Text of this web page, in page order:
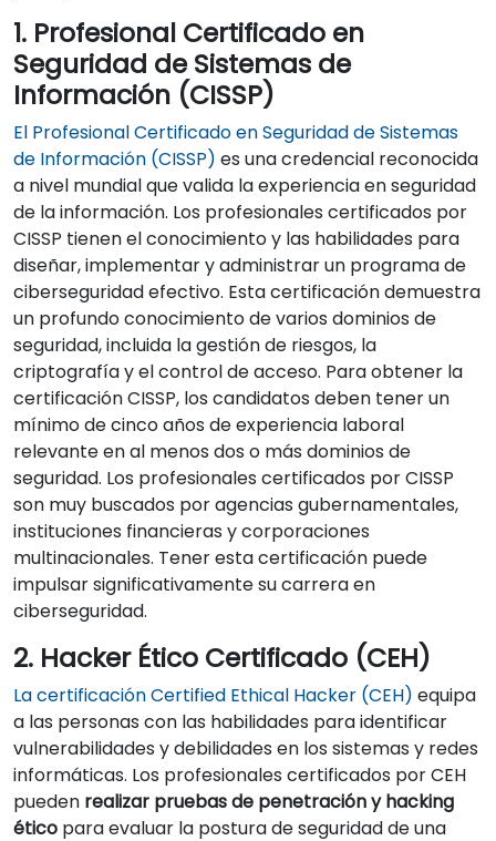
1. Profesional Certificado en
Seguridad de Sistemas de
Información (CISSP)
El Profesional Certificado en Seguridad de Sistemas
de Información (CISSP) es una credencial reconocida
a nivel mundial que valida la experiencia en seguridad
de la información. Los profesionales certificados por
CISSP tienen el conocimiento y las habilidades para
diseñar, implementar y administrar un programa de
ciberseguridad efectivo. Esta certificación demuestra
un profundo conocimiento de varios dominios de
seguridad, incluida la gestión de riesgos, la
criptografía y el control de acceso. Para obtener la
certificación CISSP, los candidatos deben tener un
mínimo de cinco años de experiencia laboral
relevante en al menos dos o más dominios de
seguridad. Los profesionales certificados por CISSP
son muy buscados por agencias gubernamentales,
instituciones financieras y corporaciones
multinacionales. Tener esta certificación puede
impulsar significativamente su carrera en
ciberseguridad.
2. Hacker Ético Certificado (CEH)
La certificación Certified Ethical Hacker (CEH) equipa
a las personas con las habilidades para identificar
vulnerabilidades y debilidades en los sistemas y redes
informáticas. Los profesionales certificados por CEH
pueden realizar pruebas de penetración y hacking
ético para evaluar la postura de seguridad de una